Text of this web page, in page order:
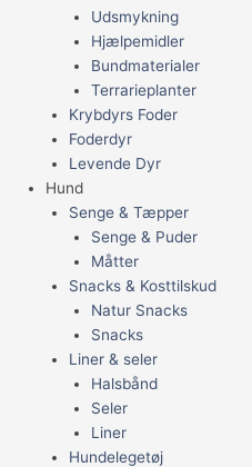
Udsmykning
Hjælpemidler
Bundmaterialer
Terrarieplanter
Krybdyrs Foder
Foderdyr
Levende Dyr
Hund
Senge & Tæpper
Senge & Puder
Måtter
Snacks & Kosttilskud
Natur Snacks
Snacks
Liner & seler
Halsbånd
Seler
Liner
Hundelegetøj